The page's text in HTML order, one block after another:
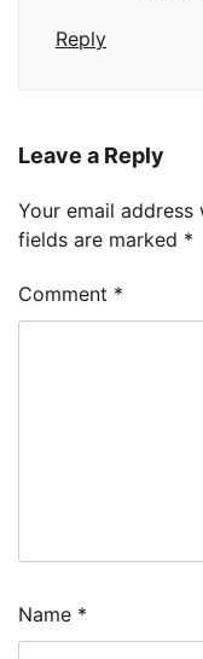
Reply
Leave a Reply
Your email
fields are marked *
Comment *
Name *